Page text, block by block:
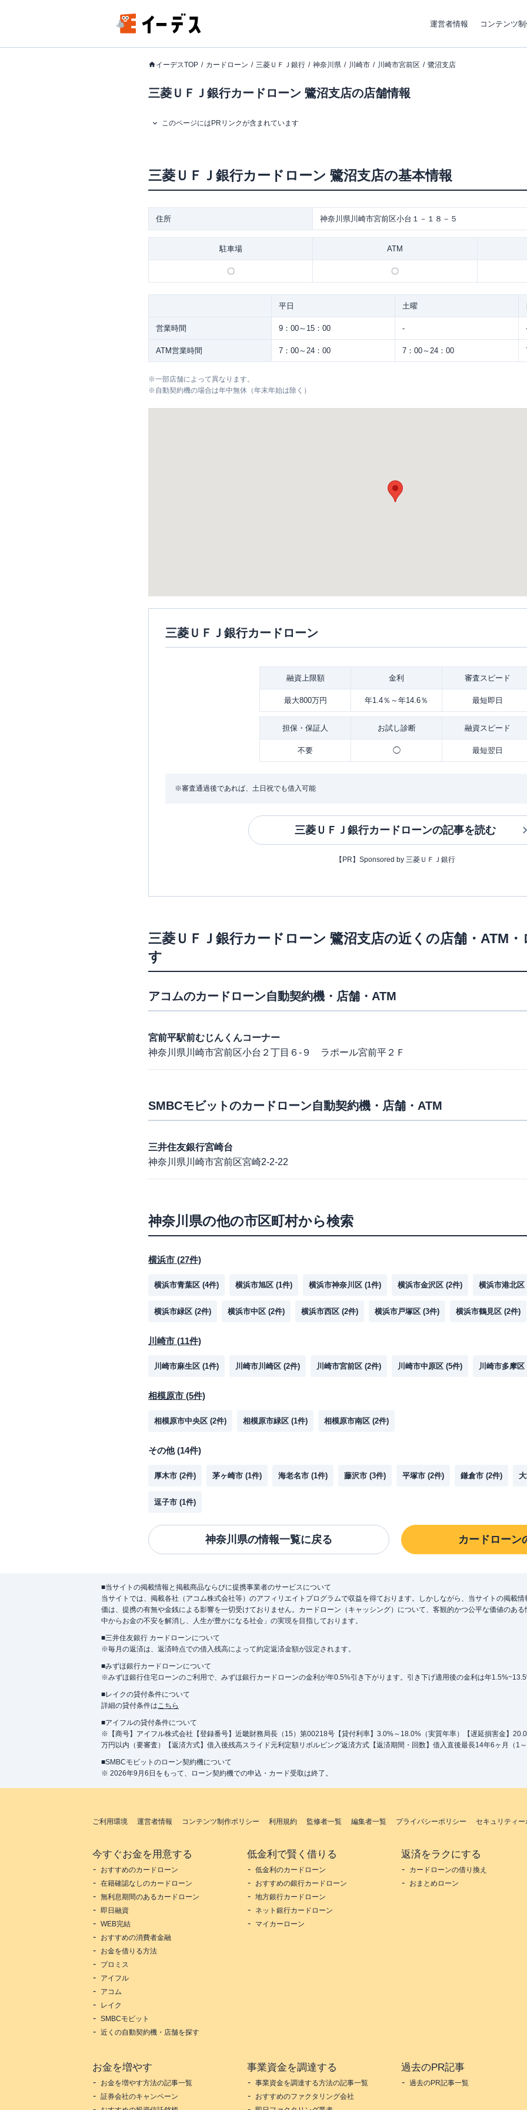
運営者情報 コンテンツ
イーデスTOP カードローン 三菱ＵＦＪ銀行 神奈川県 川崎市 川崎市宮前区 鷺沼支店
三菱ＵＦＪ銀行カードローン 鷺沼支店の店舗情報
このページにはPRリンクが含まれています
三菱ＵＦＪ銀行カードローン 鷺沼支店の基本情報
住所 神奈川県川崎市宮前区小台１－１８－５
駐車場 ATM
〇 〇
平日 土曜
営業時間 9：00～15：00 -
ATM営業時間 7：00～24：00 7：00～24：00
※一部店舗によって異なります。
※自動契約機の場合は年中無休（年末年始は除く）
三菱ＵＦＪ銀行カードローン
融資上限額 金利 審査スピード
最大800万円 年1.4％～年14.6％ 最短即日
担保・ 保証人 お試し診断 融資スピード
不要 ◯ 最短翌日
※審査通過後であれば、土日祝でも借入可能
三菱ＵＦＪ銀行カードローンの記事を読む
【PR】Sponsored by 三菱ＵＦＪ銀行
三菱ＵＦＪ銀行カードローン 鷺沼支店の近くの店舗・ATM
す
アコムのカードローン自動契約機・店舗・ATM
宮前平駅前むじんくんコーナー
神奈川県川崎市宮前区小台２丁目６-９ ラポール宮前平２Ｆ
SMBCモビットのカードローン自動契約機・店舗・ATM
三井住友銀行宮崎台
神奈川県川崎市宮前区宮崎2-2-22
神奈川県の他の市区町村から検索
横浜市 (27件)
横浜市青葉区 (4件) 横浜市旭区 (1件) 横浜市神奈川区 (1件) 横浜市金沢区 (2件) 横浜市港北区
横浜市緑区 (2件) 横浜市中区 (2件) 横浜市西区 (2件) 横浜市戸塚区 (3件) 横浜市鶴見区 (2件)
川崎市 (11件)
川崎市麻生区 (1件) 川崎市川崎区 (2件) 川崎市宮前区 (2件) 川崎市中原区 (5件) 川崎市多摩区
相模原市 (5件)
相模原市中央区 (2件) 相模原市緑区 (1件) 相模原市南区 (2件)
その他(14件)
厚木市 (2件) 茅ヶ崎市 (1件) 海老名市 (1件) 藤沢市 (3件) 平塚市 (2件) 鎌倉市 (2件)
逗子市 (1件)
神奈川県の情報一覧に戻る カードローン
■当サイトの掲載情報と掲載商品ならびに提携事業者のサービスについて
当サイトでは、掲載各社（アコム株式会社等）のアフィリエイトプログラムで収益を得ております。しかしながら、当サイトの掲載
価は、提携の有無や金銭による影響を一切受けておりません。カードローン（キャッシング）について、客観的かつ公平な価値のあ
中からお金の不安を解消し、人生が豊かになる社会」の実現を目指しております。
■三井住友銀行 カードローンについて
※毎月の返済は、返済時点での借入残高によって約定返済金額が設定されます。
■みずほ銀行カードローンについて
※みずほ銀行住宅ローンのご利用で、みずほ銀行カードローンの金利が年0.5%引き下がります。引き下げ適用後の金利は年
■レイクの貸付条件について
詳細の貸付条件はこちら
■アイフルの貸付条件について
※【商号】アイフル株式会社【登録番号】近畿財務局長（15）第00218号【貸付利率】3.0%～18.0%（実質年率）【遅延損害金】
万円以内（要審査）【返済方式】借入後残高スライド元利定額リボルビング返済方式【返済期間・回数】借入直後最長14年6ヶ月（1
■SMBCモビットのローン契約機について
※ 2026年9月6日をもって、ローン契約機での申込・カード受取は終了。
ご利用環境 運営者情報 コンテンツ制作ポリシー 利用規約 監修者一覧 編集者一覧 プライバシーポリシー セキュリティー
今すぐお金を用意する
おすすめのカードローン
在籍確認なしのカードローン
無利息期間のあるカードローン
即日融資
WEB完結
おすすめの消費者金融
お金を借りる方法
プロミス
アイフル
アコム
レイク
SMBCモビット
近くの自動契約機・店舗を探す
低金利で賢く借りる
低金利のカードローン
おすすめの銀行カードローン
地方銀行カードローン
ネット銀行カードローン
マイカーローン
返済をラクにする
カードローンの借り換え
おまとめローン
お金を増やす
お金を増やす方法の記事一覧
証券会社のキャンペーン
事業資金を調達する
事業資金を調達する方法の記事一覧
おすすめのファクタリング会社
過去のPR記事
過去のPR記事一覧